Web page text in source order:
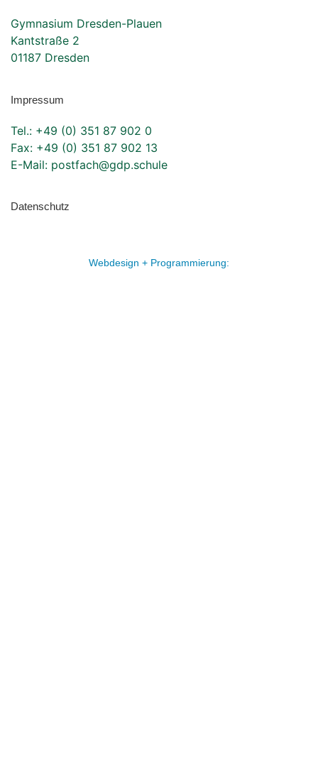
Gymnasium Dresden-Plauen
Kantstraße 2
01187 Dresden
Impressum
Tel.: +49 (0) 351 87 902 0
Fax: +49 (0) 351 87 902 13
E-Mail: postfach@gdp.schule
Datenschutz
Webdesign + Programmierung: